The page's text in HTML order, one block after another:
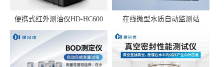
便携式红外测油仪HD-HC600 在线微型水质自动监测站